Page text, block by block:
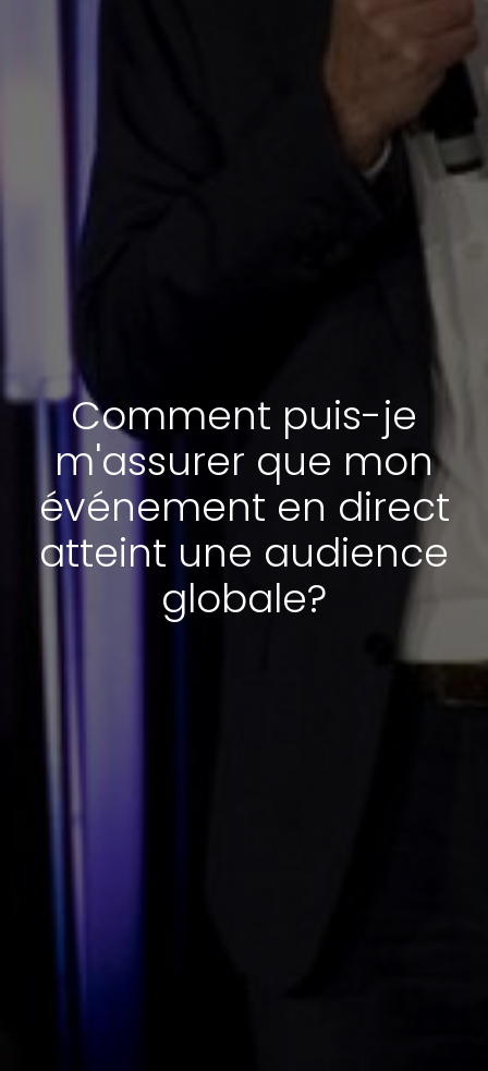
Comment puis-je
m'assurer que mon
événement en direct
atteint une audience
globale?